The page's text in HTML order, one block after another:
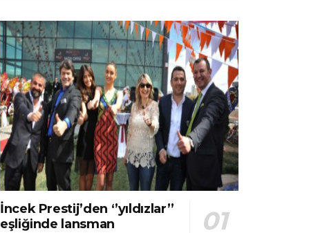
İncek Prestij’den ‘’yıldızlar’’
eşliğinde lansman